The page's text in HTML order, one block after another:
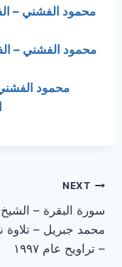
محمود الفشني –
محمود الفشني –
محمود
NEXT
سورة البقرة – الشيخ
محمد جبريل – تلاوة
– تراويح عام ١٩٩٧